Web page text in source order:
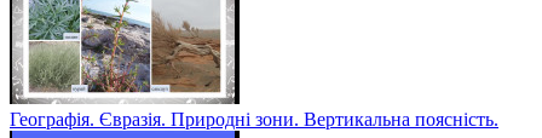
Географія. Євразія. Природні зони. Вертикальна поясність.